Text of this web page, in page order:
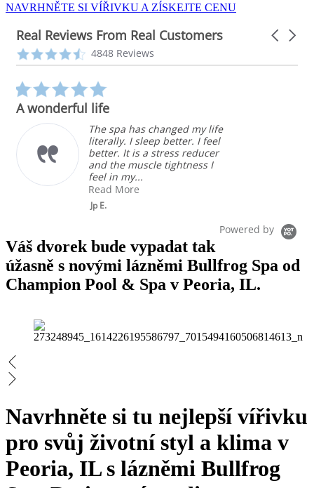
NAVRHNĚTE SI VÍŘIVKU A ZÍSKEJTE CENU
Real Reviews From Real Customers
Reviews
carousel
Carousel
4.3
star
4848 Reviews
rating
A wonderful life
The spa has changed my life
literally. I sleep better. I feel
better. It is a stress reducer
and the muscle tightness I
feel in my...
Read More
Jp E.
Powered by
Váš dvorek bude vypadat tak
úžasně s novými lázněmi Bullfrog Spa od
Champion Pool & Spa v Peoria, IL.
Navrhněte si tu nejlepší vířivku
pro svůj životní styl a klima v
Peoria, IL s lázněmi Bullfrog